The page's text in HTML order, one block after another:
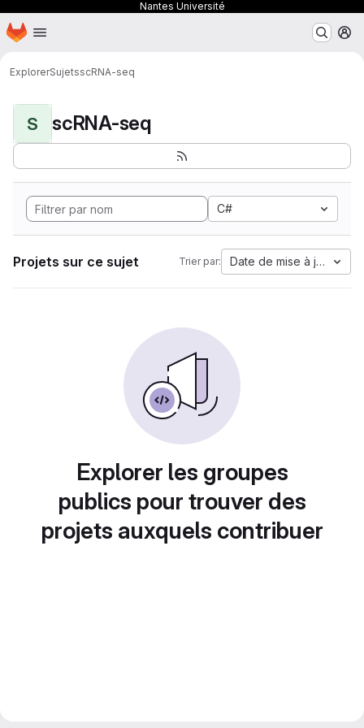
Nantes Université
Passer au contenu principal
Page d'accueil
ExplorerSujetsscRNA-seq
S scRNA-seq
C#
Projets sur ce sujet Trier par: Date de mise à jour
Explorer les groupes
publics pour trouver des
projets auxquels contribuer